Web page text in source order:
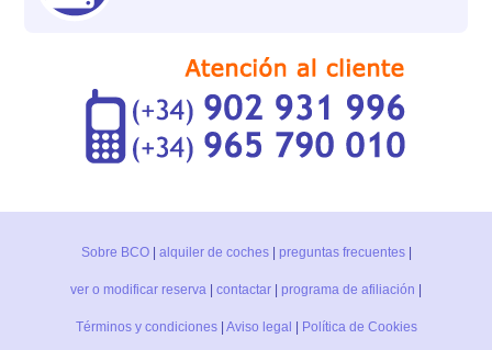
Sobre BCO| alquiler de coches| preguntas frecuentes|
ver o modificar reserva contactar programa de afiliación
Términos y condiciones| Aviso legal Política de Cookies